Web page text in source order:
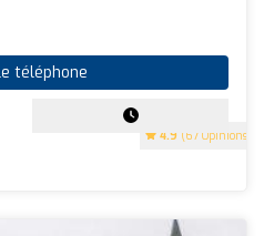
4.9 (67 Opinions)
téléphone